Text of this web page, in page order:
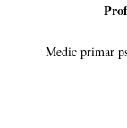
Medic primar